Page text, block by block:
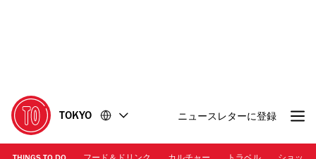
に
移
動
移
動
TOKYO ニュースレターに登録